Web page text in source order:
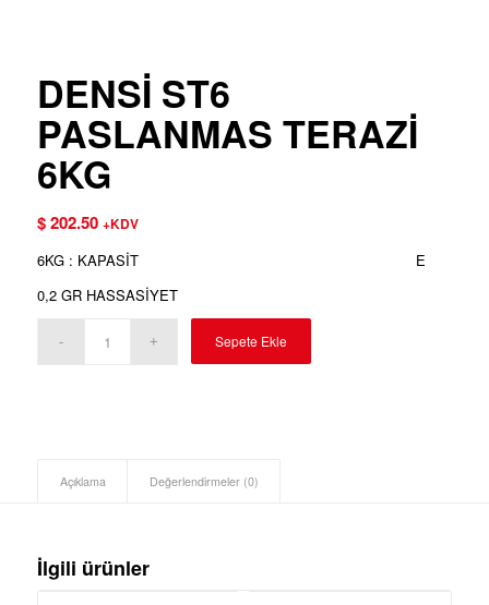
DENSİ ST6
PASLANMAS TERAZİ
6KG
$202.50 +KDV
6KG : KAPASİT
E
0,2 GR HASSASİYET
Sepete Ekle
Açıklama Değerlendirmeler (0)
İlgili ürünler